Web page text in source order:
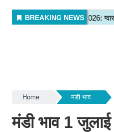
Home मंडी भाव
मंडी भाव 1